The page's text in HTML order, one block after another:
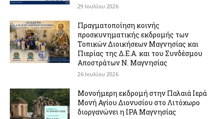
29 Ιουλίου 2026
Πραγματοποίηση κοινής
προσκυνηματικής εκδρομής των
Τοπικών Διοικήσεων Μαγνησίας και
Πιερίας της Δ.Ε.Α. και του Συνδέσμου
Αποστράτων Ν. Μαγνησίας
26 Ιουλίου 2026
Μονοήμερη εκδρομή στην Παλαιά Ιερά
Μονή Αγίου Διονυσίου στο Λιτόχωρο
διοργανώνει η IPA Μαγνησίας